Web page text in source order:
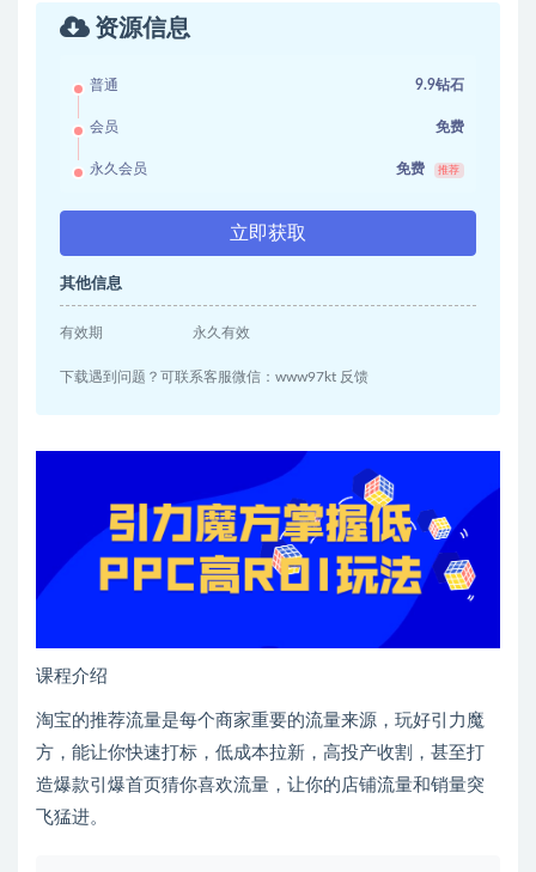
资源信息
普通 9.9钻石
会员 免费
永久会员 免费 推荐
立即获取
其他信息
有效期 永久有效
下载遇到问题？可联系客服微信：www97kt 反馈
课程介绍
淘宝的推荐流量是每个商家重要的流量来源，玩好引力魔
方，能让你快速打标，低成本拉新，高投产收割，甚至打
造爆款引爆首页猜你喜欢流量，让你的店铺流量和销量突
飞猛进。